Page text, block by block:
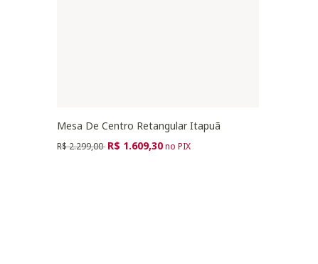
Mesa De Centro Retangular Itapuã
Preço reduzido de
R$ 2.299,00 para
R$ 1.609,30no PIX